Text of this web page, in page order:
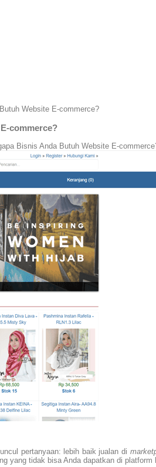
Website E-commerce?
commerce?
Bisnis Anda Butuh Website E-
pertanyaan: lebih baik jualan di
yang tidak bisa Anda dapatkan di platform